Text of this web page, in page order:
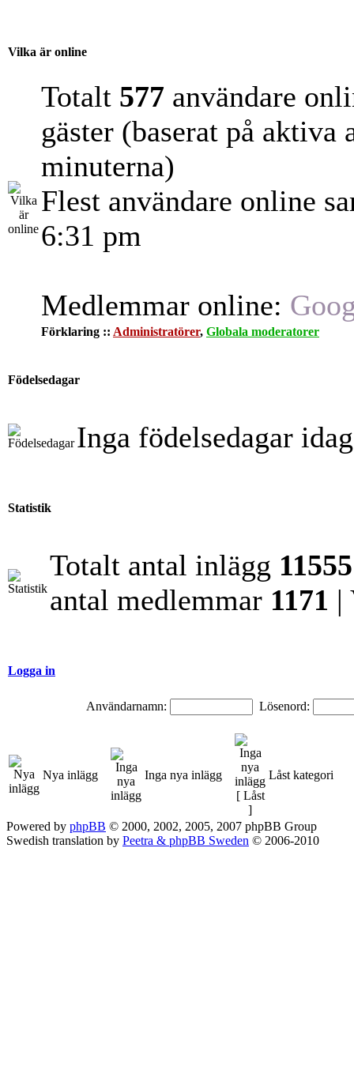
Vilka är online
Totalt 577 användare
gäster (baserat på aktiva
minuterna)
Flest användare online
6:31 pm
Medlemmar online:
Förklaring :: Administratörer, Globala moderatorer
Födelsedagar
Inga födelsedagar
Statistik
Totalt antal inlägg
antal medlemmar 1171 |
Logga in
Användarnamn: Lösenord:
Nya inlägg Inga nya inlägg Låst kategori
Powered by phpBB © 2000, 2002, 2005, 2007 phpBB Group
Swedish translation by Peetra & phpBB Sweden © 2006-2010